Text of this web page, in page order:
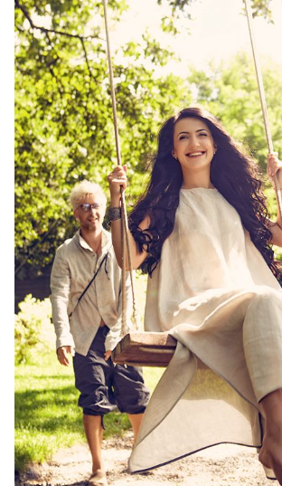
– Расскажите, как
Это очень интересная, долгая и
история. Думаю, что этому можно
отдельный разговор. Но в нашем
кратко. Она пришла в «Театр 19» в
когда труппа встречалась,